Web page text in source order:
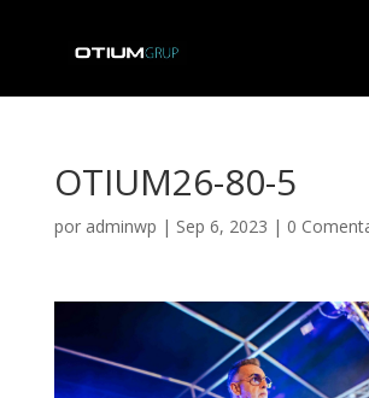
OTIUM26-80-5
por adminwp | Sep 6, 2023 | 0